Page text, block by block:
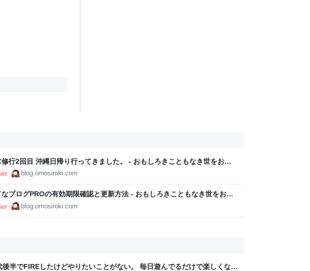
修行2回目 沖縄日帰り行ってきました。 - おもしろきこともなき世をおも
blog.omosiroki.com
なブログPROの有効期限確認と更新方法 - おもしろきこともなき世をおも
blog.omosiroki.com
後半でFIREしたけどやりたいことがない。 毎日遊んでるだけで楽しくな